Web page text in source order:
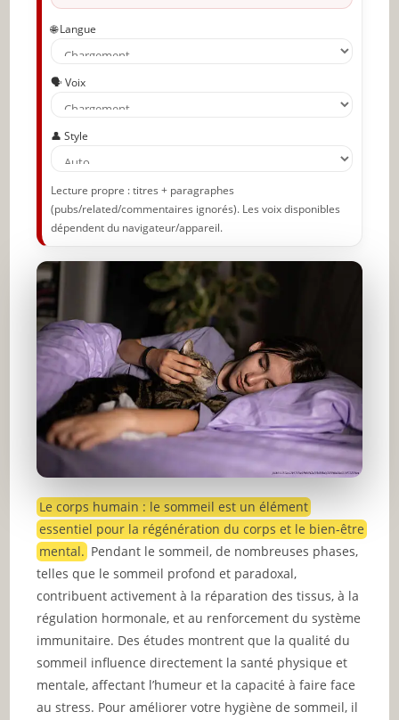
🌐 Langue
🗣️ Voix
👤 Style
Lecture propre : titres + paragraphes
(pubs/related/commentaires ignorés). Les voix disponibles
dépendent du navigateur/appareil.
Le corps humain : le sommeil est un élément
essentiel pour la régénération du corps et le bien-être
mental. Pendant le sommeil, de nombreuses phases,
telles que le sommeil profond et paradoxal,
contribuent activement à la réparation des tissus, à la
régulation hormonale, et au renforcement du système
immunitaire. Des études montrent que la qualité du
sommeil influence directement la santé physique et
mentale, affectant l’humeur et la capacité à faire face
au stress. Pour améliorer votre hygiène de sommeil, il